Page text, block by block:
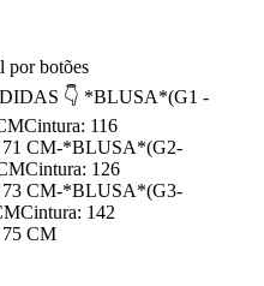
por botões
👇 *BLUSA*(G1 -
116
71 CM-*BLUSA*(G2-
126
73 CM-*BLUSA*(G3-
142
CM